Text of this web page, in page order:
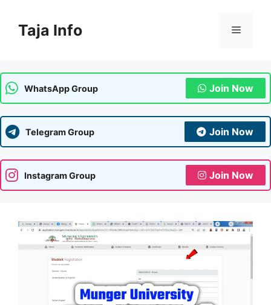
contentTaja Info Menu
WhatsApp Group Join Now
Telegram Group Join Now
Instagram Group Join Now